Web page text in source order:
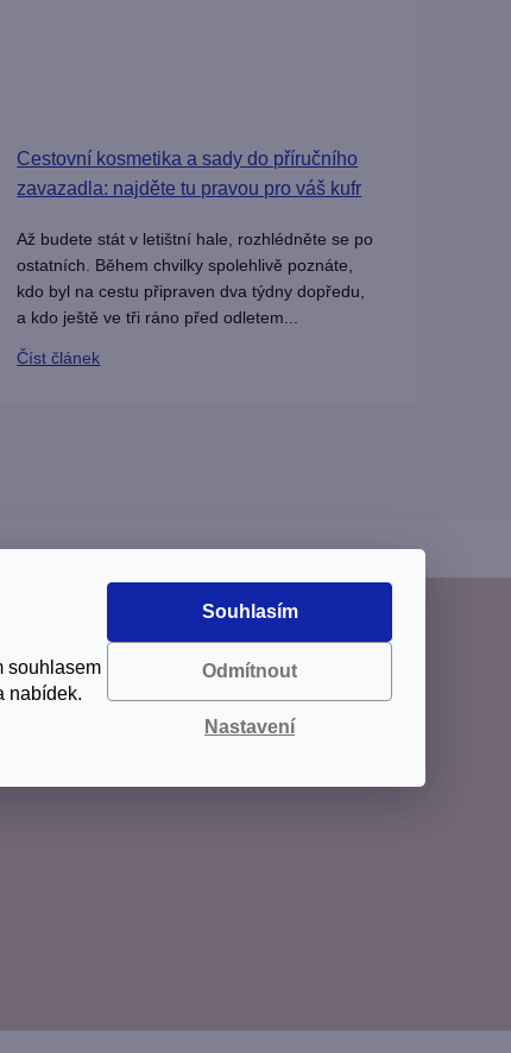
souhlasem
nabídek.
Nastavení
Odmítnout
Souhlasím
Cestovní kosmetika a sady do příručního
zavazadla: najděte tu pravou pro váš kufr
Až budete stát v letištní hale, rozhlédněte se po
ostatních. Během chvilky spolehlivě poznáte,
kdo byl na cestu připraven dva týdny dopředu,
a kdo ještě ve tři ráno před odletem...
Číst článek